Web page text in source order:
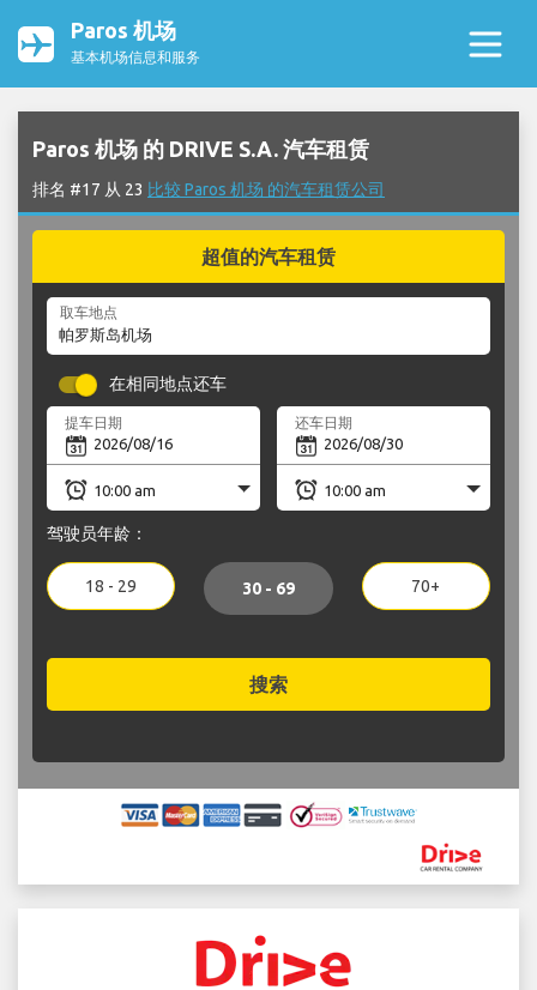
Paros 机场
基本机场信息和服务
Paros 机场 的 DRIVE S.A. 汽车租赁
排名 #17 从 23 比较 Paros 机场 的汽车租赁公司
超值的汽车租赁
取车地点
在相同地点还车
提车日期 还车日期
驾驶员年龄：
18 - 29 30 - 69 70+
搜索